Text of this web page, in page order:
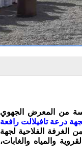
النسخة السادسة من المعرض الجهوي
درعة تافيلالت رافعة
الغرفة الفلاحية لجهة
والمياه والغابات،